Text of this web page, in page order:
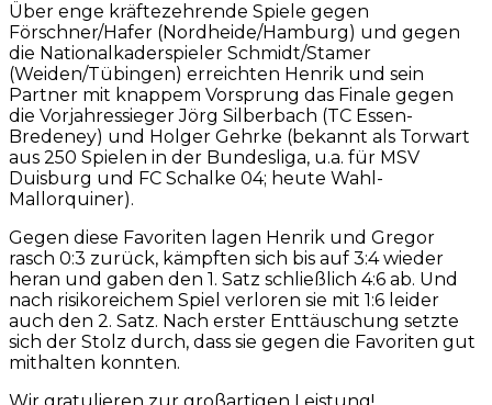
Über enge kräftezehrende Spiele gegen
Förschner/Hafer (Nordheide/Hamburg) und gegen
die Nationalkaderspieler Schmidt/Stamer
(Weiden/Tübingen) erreichten Henrik und sein
Partner mit knappem Vorsprung das Finale gegen
die Vorjahressieger Jörg Silberbach (TC Essen-
Bredeney) und Holger Gehrke (bekannt als Torwart
aus 250 Spielen in der Bundesliga, u.a. für MSV
Duisburg und FC Schalke 04; heute Wahl-
Mallorquiner).
Gegen diese Favoriten lagen Henrik und Gregor
rasch 0:3 zurück, kämpften sich bis auf 3:4 wieder
heran und gaben den 1. Satz schließlich 4:6 ab. Und
nach risikoreichem Spiel verloren sie mit 1:6 leider
auch den 2. Satz. Nach erster Enttäuschung setzte
sich der Stolz durch, dass sie gegen die Favoriten gut
mithalten konnten.